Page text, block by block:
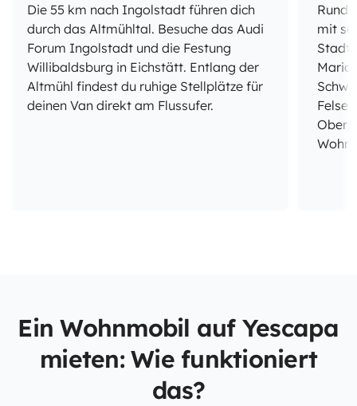
Die 55 km nach Ingolstadt führen dich
durch das Altmühltal. Besuche das Audi
Forum Ingolstadt und die Festung
Willibaldsburg in Eichstätt. Entlang der
Altmühl findest du ruhige Stellplätze für
deinen Van direkt am Flussufer.
Rund
mit
Maria
Ein Wohnmobil auf Yescapa
mieten: Wie funktioniert
das?